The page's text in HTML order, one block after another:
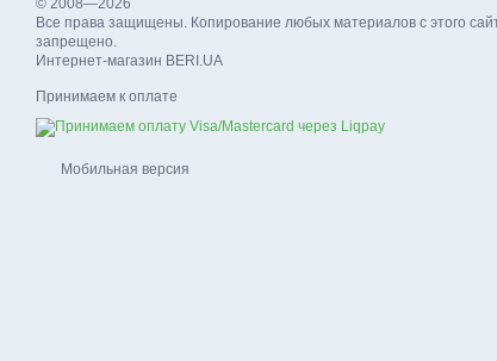
© 2008—2026
Все права защищены. Копирование любых материалов с этого
запрещено.
Интернет-магазин BERI.UA
Принимаем к оплате
Мобильная версия